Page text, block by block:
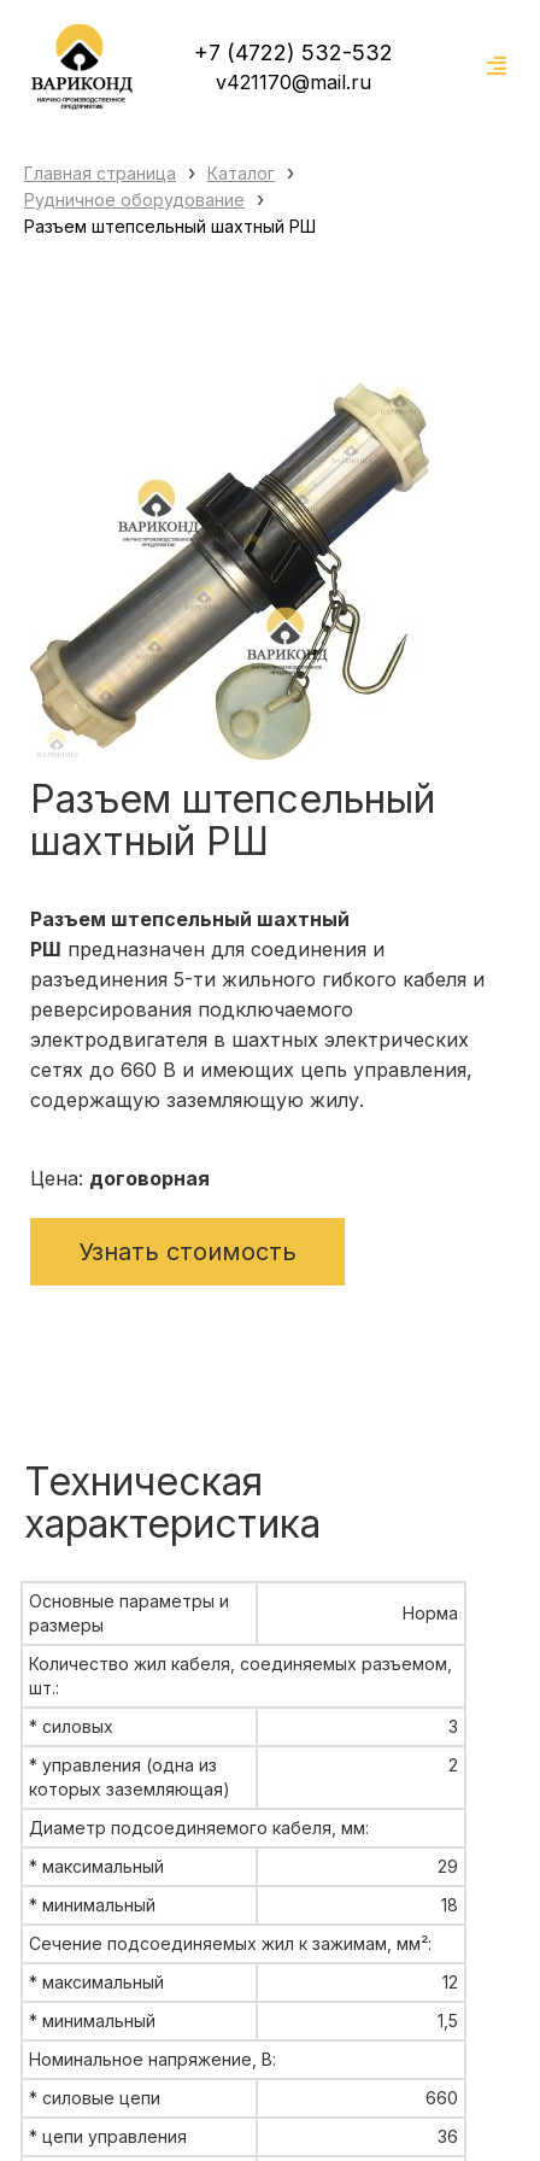
+7 (4722) 532-532
v421170@mail.ru
Главная страница › Каталог ›
Рудничное оборудование ›
Разъем штепсельный шахтный РШ
Разъем штепсельный
шахтный РШ
Разъем штепсельный шахтный
РШ предназначен для соединения и
разъединения 5-ти жильного гибкого кабеля и
реверсирования подключаемого
электродвигателя в шахтных электрических
сетях до 660 В и имеющих цепь управления,
содержащую заземляющую жилу.
Цена: договорная
Узнать стоимость
Техническая
характеристика
Основные параметры и
размеры
Норма
Количество жил кабеля, соединяемых разъемом,
шт.:
* силовых
3
* управления (одна из
которых заземляющая)
2
Диаметр подсоединяемого кабеля, мм:
* максимальный
29
* минимальный
18
Сечение подсоединяемых жил к зажимам, мм²:
* максимальный
12
* минимальный
1,5
Номинальное напряжение, В:
* силовые цепи
660
* цепи управления
36